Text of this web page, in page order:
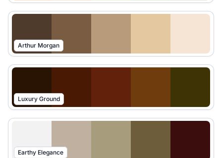
Arthur Morgan
Luxury Ground
Earthy Elegance